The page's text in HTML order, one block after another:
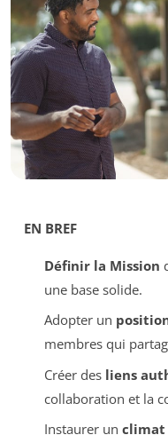
EN BREF
Définir la Mission
une base solide.
Adopter un
membres qui
Créer des liens
collaboration et la
Instaurer un climat